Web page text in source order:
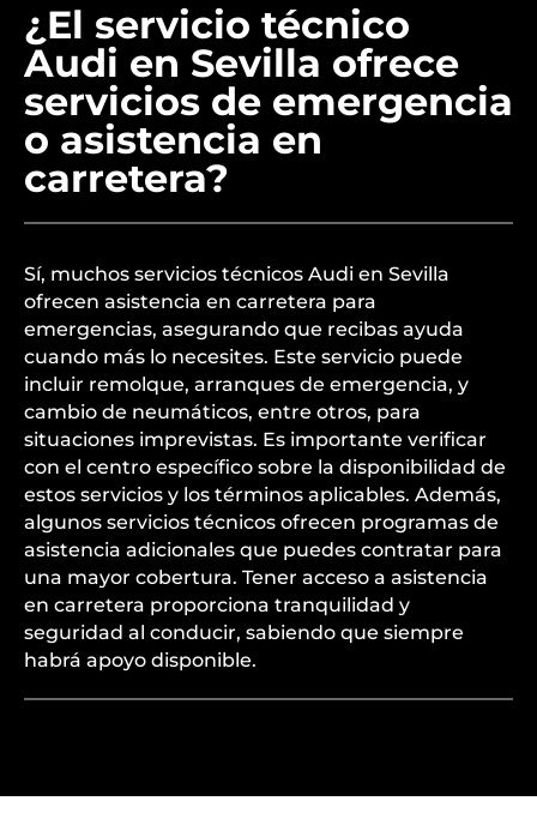
¿El servicio técnico
Audi en Sevilla ofrece
servicios de emergencia
o asistencia en
carretera?
Sí, muchos servicios técnicos Audi en Sevilla
ofrecen asistencia en carretera para
emergencias, asegurando que recibas ayuda
cuando más lo necesites. Este servicio puede
incluir remolque, arranques de emergencia, y
cambio de neumáticos, entre otros, para
situaciones imprevistas. Es importante verificar
con el centro específico sobre la disponibilidad de
estos servicios y los términos aplicables. Además,
algunos servicios técnicos ofrecen programas de
asistencia adicionales que puedes contratar para
una mayor cobertura. Tener acceso a asistencia
en carretera proporciona tranquilidad y
seguridad al conducir, sabiendo que siempre
habrá apoyo disponible.